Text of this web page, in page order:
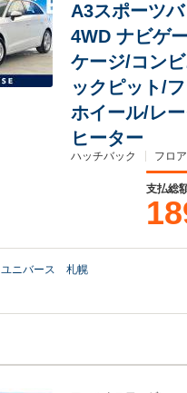
A3スポーツ
4WD ナビゲ
ケージ/コン
ックピット/
ホイール/レ
ヒーター
ハッチバック フロ
支払総
ユニバース 札幌